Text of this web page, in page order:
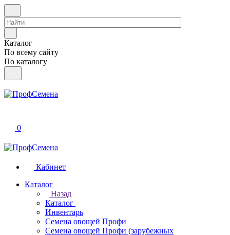
Каталог
По всему сайту
По каталогу
0
Кабинет
Каталог
Назад
Каталог
Инвентарь
Семена овощей Профи
Семена овощей Профи (зарубежных